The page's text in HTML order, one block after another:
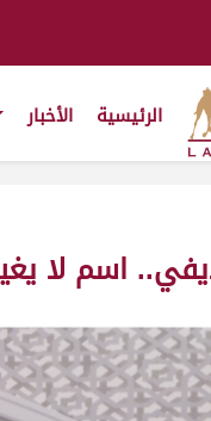
الرئيسية الأخبار
اسم لا